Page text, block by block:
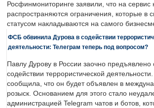
Росфинмониторинге заявили, что на сервис
распространяются ограничения, которые в
статусом накладываются на самого
ФСБ обвинила Дурова в содействии
деятельности: Телеграм теперь под вопросом?
Павлу Дурову в России заочно предъявлено
содействии террористической
сообщила, что он будет объявлен в
розыск. Основанием для этого стало
администрацией Telegram чатов и ботов,